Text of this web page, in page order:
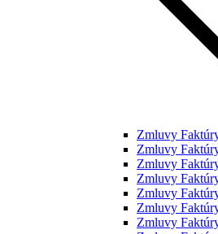
Zmluvy
Zmluvy
Zmluvy
Zmluvy
Zmluvy
Zmluvy
Zmluvy